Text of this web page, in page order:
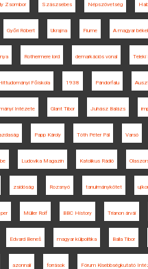
Zsombor Szászsebes Népszövetség
Győri Róbert Ukrajna Fiume A magyar
Rothermere lord demarkációs vonal Teleki
Főiskola 1938 Pándorfalu
Intézete Glant Tibor Juhász Balázs
Papp Károly Tóth Péter Pál Varsó
Ludovika Magazin Katolikus Rádió
zsidóság Rozsnyó tanulmánykötet
Müller Rolf BBC History Trianon árvái
Edvard Beneš magyar külpolitika Balla Tibor
azonnali források Fórum Kisebbségkutató